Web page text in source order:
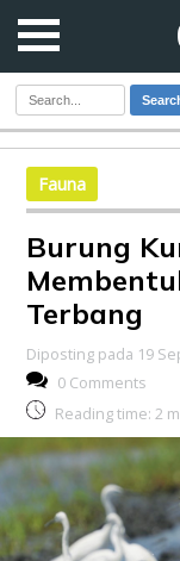
Fauna
Burung
Terbang
Diposting pada 19
0 Comments
Reading time: 2